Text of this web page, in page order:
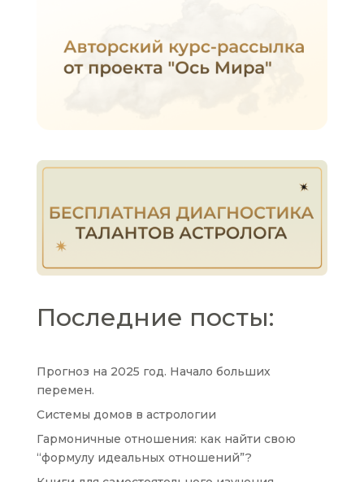
Последние посты:
Прогноз на 2025 год. Начало больших
перемен.
Системы домов в астрологии
Гармоничные отношения: как найти свою
“формулу идеальных отношений”?